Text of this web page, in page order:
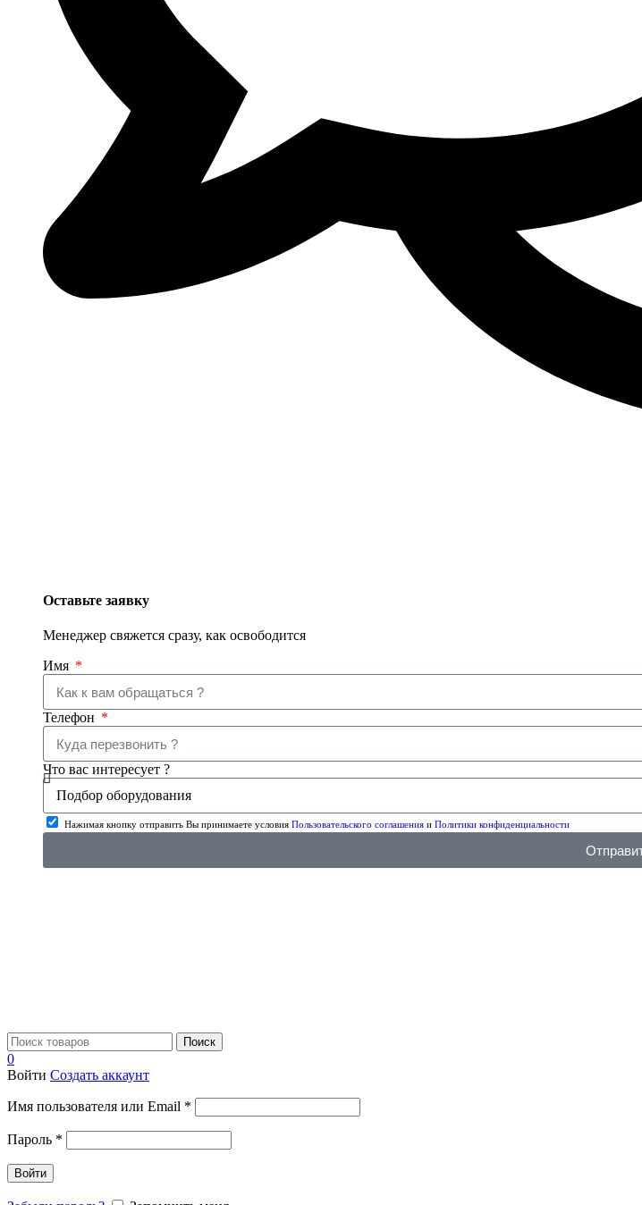
Оставьте заявку
Менеджер свяжется сразу, как освободится
Имя
Телефон
Что вас интересует ?
Нажимая кнопку отправить Вы принимаете условия Пользовательского соглашения и Политики конфиденциальности
Поиск
0
Войти Создать аккаунт
Имя пользователя или Email *
Пароль *
Войти